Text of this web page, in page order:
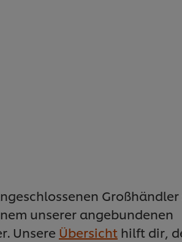
unserer angebundenen
Unsere Übersicht hilft dir,